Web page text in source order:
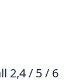
2,4 / 5 / 6